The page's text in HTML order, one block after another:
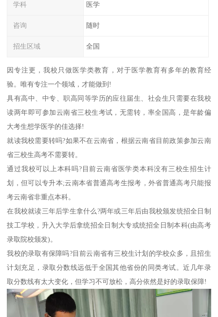
学科 医学
咨询 随时
招生区域 全国
因专注更，我校只做医学类教育，对于医学教育有多年的教育经
验。唯有专注一个领域，才能做到!
具有高中、中专、职高同等学历的应往届生、社会生只需要在我校
读两年即可参加云南省三校生考试，无需转，率全国高，是年龄偏
大考生想学医学的佳选择!
就读我校需要转吗?如果不在云南省，根据云南省目前政策参加云南
省三校生高考不需要转。
通过我校可以上本科吗?目前云南省医学类本科没有三校生招生计
划，但可以专升本;云南本省普通高考生报考，外省普通高考只能报
考云南省非重点本科。
在我校就读三年后学生拿什么?两年或三年后由我校颁发统招全日制
技工学校，升入大学后拿统招全日制大专或统招全日制本科(由高考
录取院校颁发)。
我校的录取有保障吗?目前云南省有三校生计划的学校众多，且招生
计划充足，录取分数线远低于全国其他省份的同类考试。近几年录
取分数线有太大变化，但学习不可放松，高分依然是好的录取保障!